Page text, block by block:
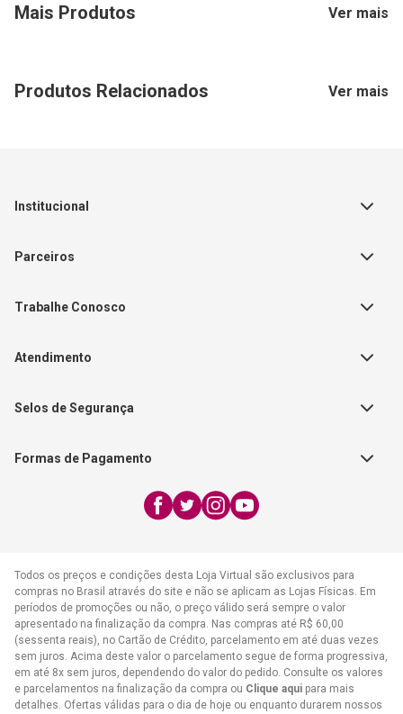
Mais Produtos Ver mais
Produtos Relacionados Ver mais
Institucional
Política de Vendas
Catálogos de Produtos
Parceiros
Editorial Patmos
FAECAD
Trabalhe Conosco
Nossas Lojas
Atendimento
17:30h
WhatsApp:
atendimento@cpad.com.br
Selos de Segurança
Formas de Pagamento
Todos os preços e condições desta Loja Virtual são exclusivos para
compras no Brasil através do site e não se aplicam as Lojas Físicas. Em
períodos de promoções ou não, o preço válido será sempre o valor
apresentado na finalização da compra. Nas compras até R$ 60,00
(sessenta reais), no Cartão de Crédito, parcelamento em até duas vezes
sem juros. Acima deste valor o parcelamento segue de forma progressiva,
em até 8x sem juros, dependendo do valor do pedido. Consulte os valores
e parcelamentos na finalização da compra ou Clique aqui para mais
detalhes. Ofertas válidas para o dia de hoje ou enquanto durarem nossos